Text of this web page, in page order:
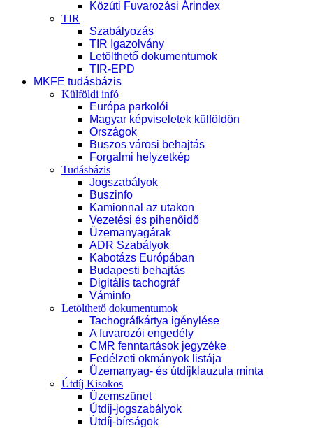
Közúti Fuvarozási Árindex
TIR
Szabályozás
TIR Igazolvány
Letölthető dokumentumok
TIR-EPD
MKFE tudásbázis
Külföldi infó
Európa parkolói
Magyar képviseletek külföldön
Országok
Buszos városi behajtás
Forgalmi helyzetkép
Tudásbázis
Jogszabályok
Buszinfo
Kamionnal az utakon
Vezetési és pihenőidő
Üzemanyagárak
ADR Szabályok
Kabotázs Európában
Budapesti behajtás
Digitális tachográf
Váminfo
Letölthető dokumentumok
Tachográfkártya igénylése
A fuvarozói engedély
CMR fenntartások jegyzéke
Fedélzeti okmányok listája
Üzemanyag- és útdíjklauzula minta
Útdíj Kisokos
Üzemszünet
Útdíj-jogszabályok
Útdíj-bírságok